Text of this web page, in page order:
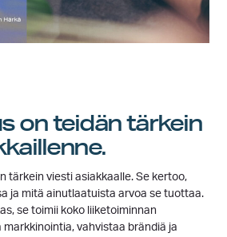
on teidän tärkein
tärkein viesti asiakkaalle. Se kertoo,
ja mitä ainutlaatuista arvoa se tuottaa.
se toimii koko liiketoiminnan
markkinointia, vahvistaa brändiä ja